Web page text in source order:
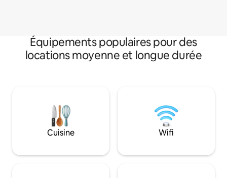
Équipements populaires pour des
locations moyenne et longue durée
Cuisine Wifi